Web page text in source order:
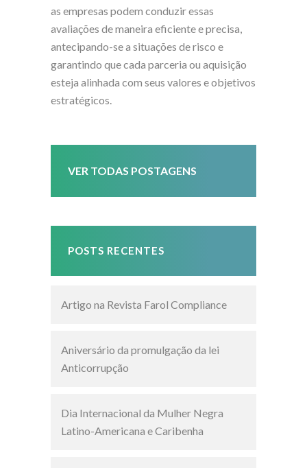
as empresas podem conduzir essas
avaliações de maneira eficiente e precisa,
antecipando-se a situações de risco e
garantindo que cada parceria ou aquisição
esteja alinhada com seus valores e objetivos
estratégicos.
VER TODAS POSTAGENS
POSTS RECENTES
Artigo na Revista Farol Compliance
Aniversário da promulgação da lei
Anticorrupção
Dia Internacional da Mulher Negra
Latino-Americana e Caribenha